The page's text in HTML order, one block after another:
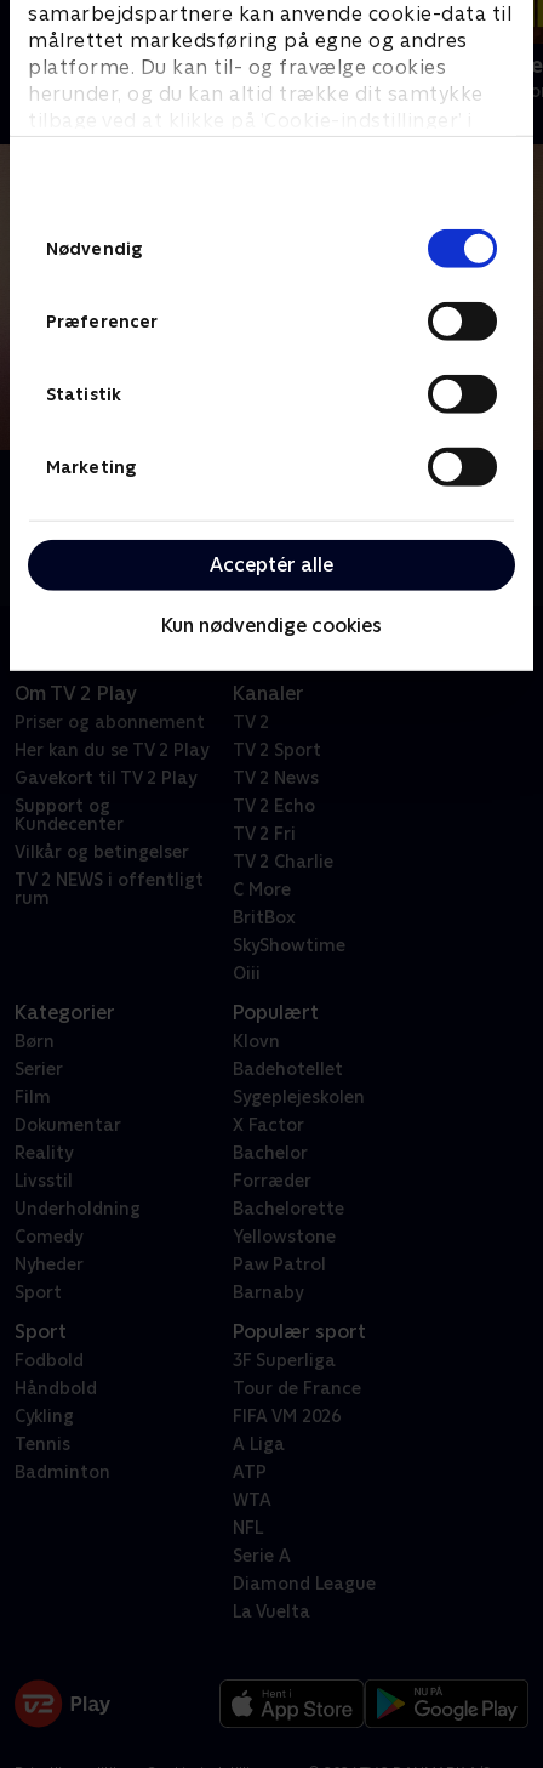
samarbejdspartnere kan anvende cookie-data til
målrettet markedsføring på egne og andres
platforme. Du kan til- og fravælge cookies
herunder, og du kan altid trække dit samtykke
tilbage ved at klikke på ’Cookie-indstillinger’ i
Nødvendig
Præferencer
Statistik
Marketing
Acceptér alle
Kun nødvendige cookies
Emil skruer ned
Livsstil • 1 sæsoner
Irina i
Livsstil • 1
Om Tannie redder maden
uddele den til dem, der har svært ved at få pengene
til at række.
Om TV 2 Play
Priser og abonnement
Her kan du se TV 2 Play
Gavekort til TV 2 Play
Support og
Kundecenter
Vilkår og betingelser
TV 2 NEWS i offentligt
rum
Kanaler
TV 2
TV 2 Sport
TV 2 News
TV 2 Echo
TV 2 Fri
TV 2 Charlie
C More
BritBox
SkyShowtime
Oiii
Kategorier
Børn
Serier
Film
Dokumentar
Reality
Livsstil
Underholdning
Comedy
Nyheder
Sport
Populært
Klovn
Badehotellet
Sygeplejeskolen
X Factor
Bachelor
Forræder
Bachelorette
Yellowstone
Paw Patrol
Barnaby
Sport
Fodbold
Håndbold
Cykling
Tennis
Badminton
Populær sport
3F Superliga
Tour de France
FIFA VM 2026
A Liga
ATP
WTA
NFL
Serie A
Diamond League
La Vuelta